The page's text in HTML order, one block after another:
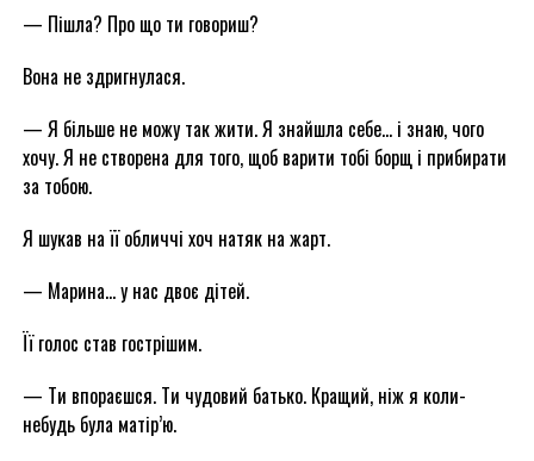
— Пішла? Про що ти говориш?
Вона не здригнулася.
— Я більше не можу так жити. Я знайшла себе… і знаю, чого
хочу. Я не створена для того, щоб варити тобі борщ і прибирати
за тобою.
Я шукав на її обличчі хоч натяк на жарт.
— Марина… у нас двоє дітей.
Її голос став гострішим.
— Ти впораєшся. Ти чудовий батько. Кращий, ніж я коли-
небудь була матір’ю.